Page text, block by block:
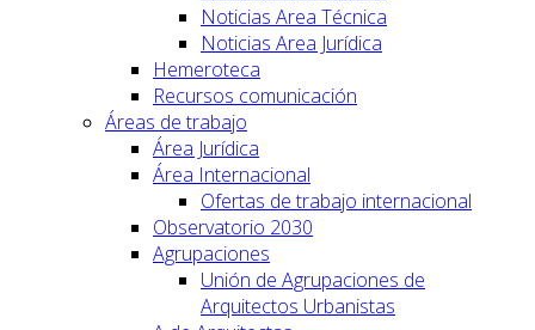
Noticias Area Técnica
Noticias Area Jurídica
Hemeroteca
Recursos comunicación
Áreas de trabajo
Área Jurídica
Área Internacional
Ofertas de trabajo internacional
Observatorio 2030
Agrupaciones
Unión de Agrupaciones de
Arquitectos Urbanistas